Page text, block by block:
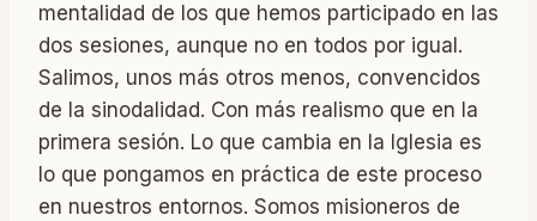
mentalidad de los que hemos participado en las
dos sesiones, aunque no en todos por igual.
Salimos, unos más otros menos, convencidos
de la sinodalidad. Con más realismo que en la
primera sesión. Lo que cambia en la Iglesia es
lo que pongamos en práctica de este proceso
en nuestros entornos. Somos misioneros de